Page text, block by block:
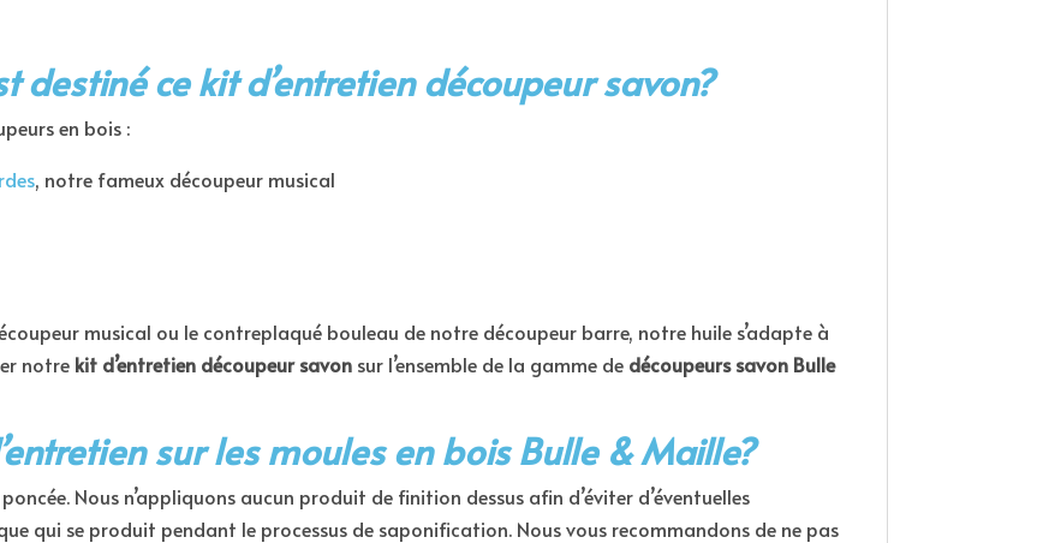
destiné cekit d’entretien découpeur savon?
en bois :
, notre fameux découpeur musical
musical ou le contreplaqué bouleau de notre découpeur barre, notre huile s’adapte à
notre kit d’entretien découpeur savon sur l’ensemble de la gamme de découpeurs savon Bulle
sur les moules en bois Bulle & Maille?
Nous n’appliquons aucun produit de finition dessus afin d’éviter d’éventuelles
qui se produit pendant le processus de saponification. Nous vous recommandons de ne pas